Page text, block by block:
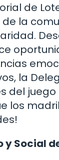
de
la
la
del
los
Social